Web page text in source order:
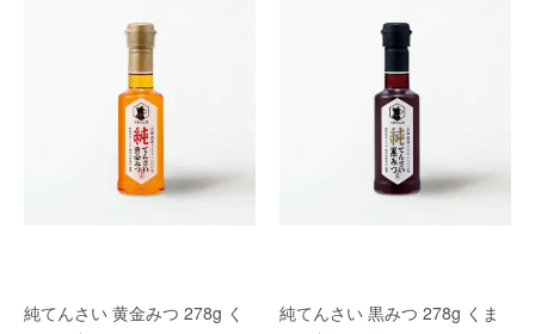
純てんさい 黄金みつ 278g く
純てんさい 黒みつ 278g くま